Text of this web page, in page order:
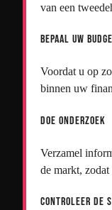
van een
Bepaal uw
Voordat u op
binnen uw
Doe onderzoek
Verzamel
de markt,
Controleer de